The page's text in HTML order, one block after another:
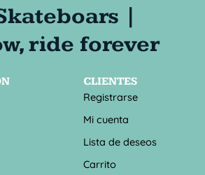
CLIENTES
Registrarse
Mi cuenta
Lista de deseos
Carrito